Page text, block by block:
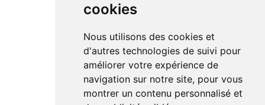
cookies
Nous utilisons des cookies et
d'autres technologies de suivi pour
améliorer votre expérience de
navigation sur notre site, pour vous
montrer un contenu personnalisé et